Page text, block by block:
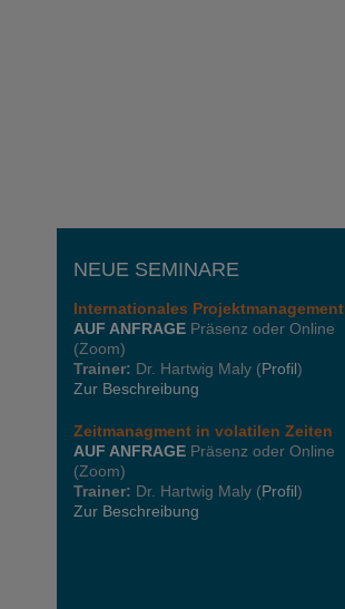
NEUE SEMINARE
Internationales Projektmanagement
AUF ANFRAGEPräsenz oder Online
(Zoom)
Trainer: Dr. Hartwig Maly (Profil)
Zur Beschreibung
Zeitmanagment in volatilen Zeiten
AUF ANFRAGEPräsenz oder Online
(Zoom)
Trainer: Dr. Hartwig Maly (Profil)
Zur Beschreibung